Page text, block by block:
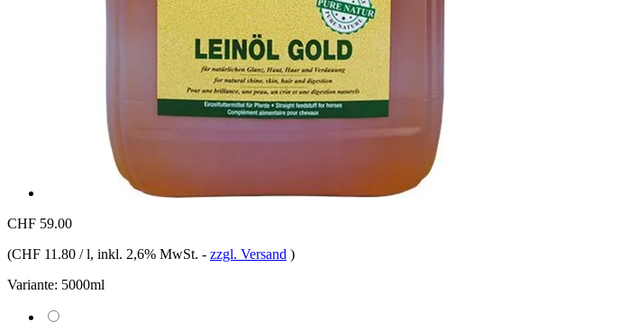
CHF 59.00
(CHF 11.80 / l, inkl. 2,6% MwSt. - zzgl. Versand )
Variante: 5000ml